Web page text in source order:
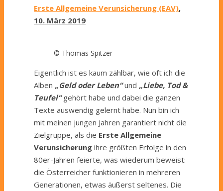
Erste Allgemeine Verunsicherung (EAV),
10. März 2019
© Thomas Spitzer
Eigentlich ist es kaum zählbar, wie oft ich die
Alben „Geld oder Leben“und „Liebe, Tod &
Teufel“gehört habe und dabei die ganzen
Texte auswendig gelernt habe. Nun bin ich
mit meinen jungen Jahren garantiert nicht die
Zielgruppe, als die Erste Allgemeine
Verunsicherung ihre größten Erfolge in den
80er-Jahren feierte, was wiederum beweist:
die Österreicher funktionieren in mehreren
Generationen, etwas äußerst seltenes. Die